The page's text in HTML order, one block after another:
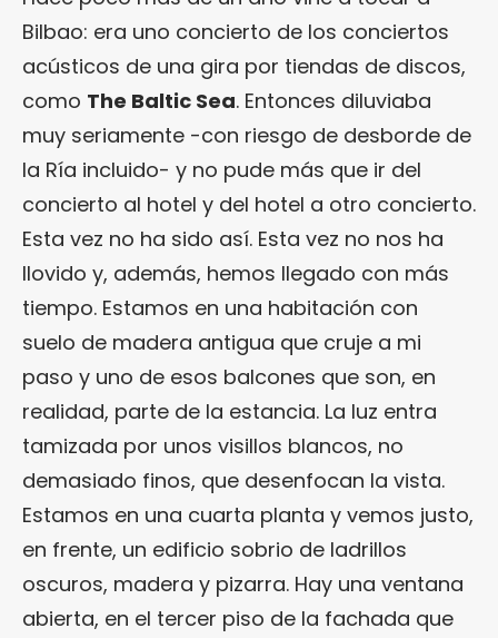
Bilbao: era uno concierto de los conciertos
acústicos de una gira por tiendas de discos,
como The Baltic Sea. Entonces diluviaba
muy seriamente -con riesgo de desborde de
la Ría incluido- y no pude más que ir del
concierto al hotel y del hotel a otro concierto.
Esta vez no ha sido así. Esta vez no nos ha
llovido y, además, hemos llegado con más
tiempo. Estamos en una habitación con
suelo de madera antigua que cruje a mi
paso y uno de esos balcones que son, en
realidad, parte de la estancia. La luz entra
tamizada por unos visillos blancos, no
demasiado finos, que desenfocan la vista.
Estamos en una cuarta planta y vemos justo,
en frente, un edificio sobrio de ladrillos
oscuros, madera y pizarra. Hay una ventana
abierta, en el tercer piso de la fachada que